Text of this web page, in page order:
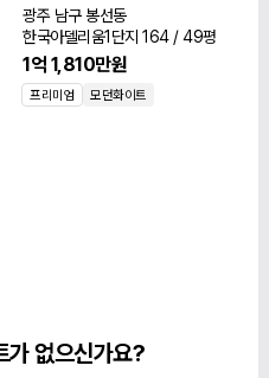
프리미엄 모던화이트
광주 남구 봉선동
한국아델리움1단지 164 / 49평
1억 1,810만원
가 없으신가요?